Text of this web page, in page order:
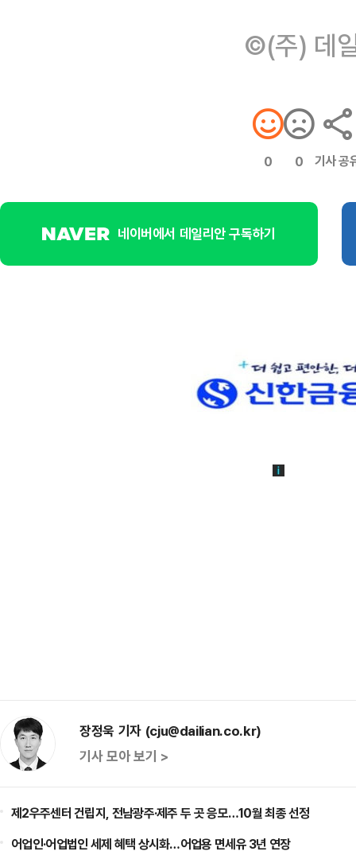
©(주) 데
0 0 기사 공
네이버에서 데일리안 구독하기
장정욱 기자 (cju@dailian.co.kr)
기사 모아 보기 >
제2우주센터 건립지, 전남광주·제주 두 곳 응모…10월 최종 선정
어업인·어업법인 세제 혜택 상시화…어업용 면세유 3년 연장